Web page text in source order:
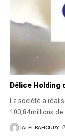
Délice Holding
La société a
100,84millions de
TALEL BAHOURY